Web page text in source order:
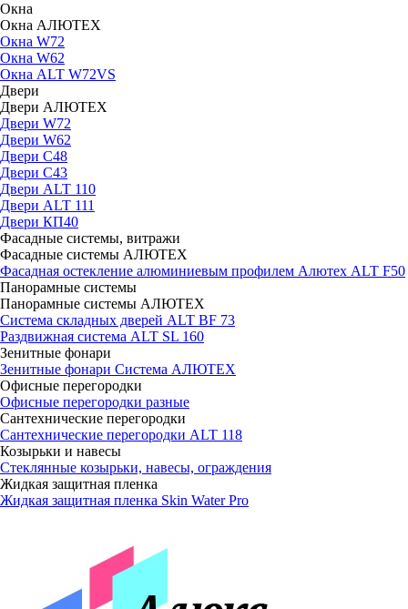
Окна
Окна АЛЮТЕХ
Окна W72
Окна W62
Окна ALT W72VS
Двери
Двери АЛЮТЕХ
Двери W72
Двери W62
Двери C48
Двери С43
Двери ALT 110
Двери ALT 111
Двери КП40
Фасадные системы, витражи
Фасадные системы АЛЮТЕХ
Фасадная остекление алюминиевым профилем Алютех ALT F50
Панорамные системы
Панорамные системы АЛЮТЕХ
Система складных дверей ALT BF 73
Раздвижная система ALT SL 160
Зенитные фонари
Зенитные фонари Система АЛЮТЕХ
Офисные перегородки
Офисные перегородки разные
Сантехнические перегородки
Сантехнические перегородки ALT 118
Козырьки и навесы
Стеклянные козырьки, навесы, ограждения
Жидкая защитная пленка
Жидкая защитная пленка Skin Water Pro